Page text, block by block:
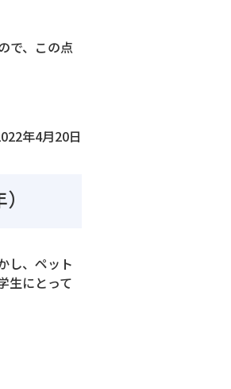
で、この点
年4月20日
し、ペット
生にとって